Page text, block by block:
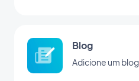
Blog
Adicione um blog